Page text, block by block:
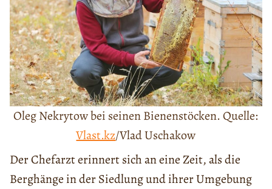
Oleg Nekrytow bei seinen Bienenstöcken. Quelle:
Vlast.kz/Vlad Uschakow
Der Chefarzt erinnert sich an eine Zeit, als die
Berghänge in der Siedlung und ihrer Umgebung